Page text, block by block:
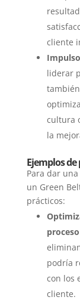
cliente
liderar
cultura
la
Ejemplos
Para dar
un Green
prácticos:
podría
con los
cliente.